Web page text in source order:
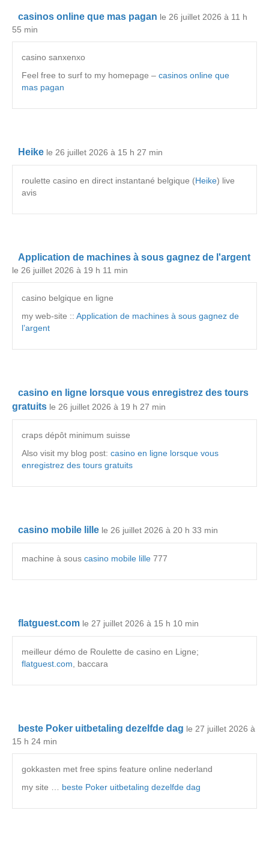
casinos online que mas pagan le 26 juillet 2026 à 11 h
55 min
casino sanxenxo
Feel free to surf to my homepage – casinos online que
mas pagan
Heike le 26 juillet 2026 à 15 h 27 min
roulette casino en direct instantané belgique (Heike) live
avis
Application de machines à sous gagnez de l'argent
le 26 juillet 2026 à 19 h 11 min
casino belgique en ligne
my web-site :: Application de machines à sous gagnez de
l’argent
casino en ligne lorsque vous enregistrez des tours
gratuits le 26 juillet 2026 à 19 h 27 min
craps dépôt minimum suisse
Also visit my blog post: casino en ligne lorsque vous
enregistrez des tours gratuits
casino mobile lille le 26 juillet 2026 à 20 h 33 min
machine à sous casino mobile lille 777
flatguest.com le 27 juillet 2026 à 15 h 10 min
meilleur démo de Roulette de casino en Ligne;
flatguest.com , baccara
beste Poker uitbetaling dezelfde dag le 27 juillet 2026 à
15 h 24 min
gokkasten met free spins feature online nederland
my site … beste Poker uitbetaling dezelfde dag